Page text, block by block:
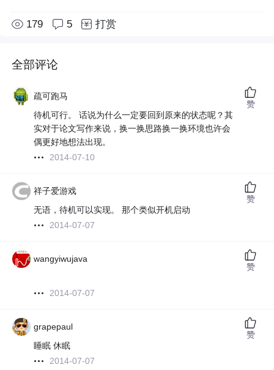
179 5 打赏
全部评论
疏可跑马
待机可行。 话说为什么一定要回到原来的状态呢？其
实对于论文写作来说，换一换思路换一换环境也许会
偶更好地想法出现。
2014-07-10
赞
祥子爱游戏
无语，待机可以实现。 那个类似开机启动
2014-07-07
赞
wangyiwujava
2014-07-07
赞
grapepaul
睡眠 休眠
2014-07-07
赞